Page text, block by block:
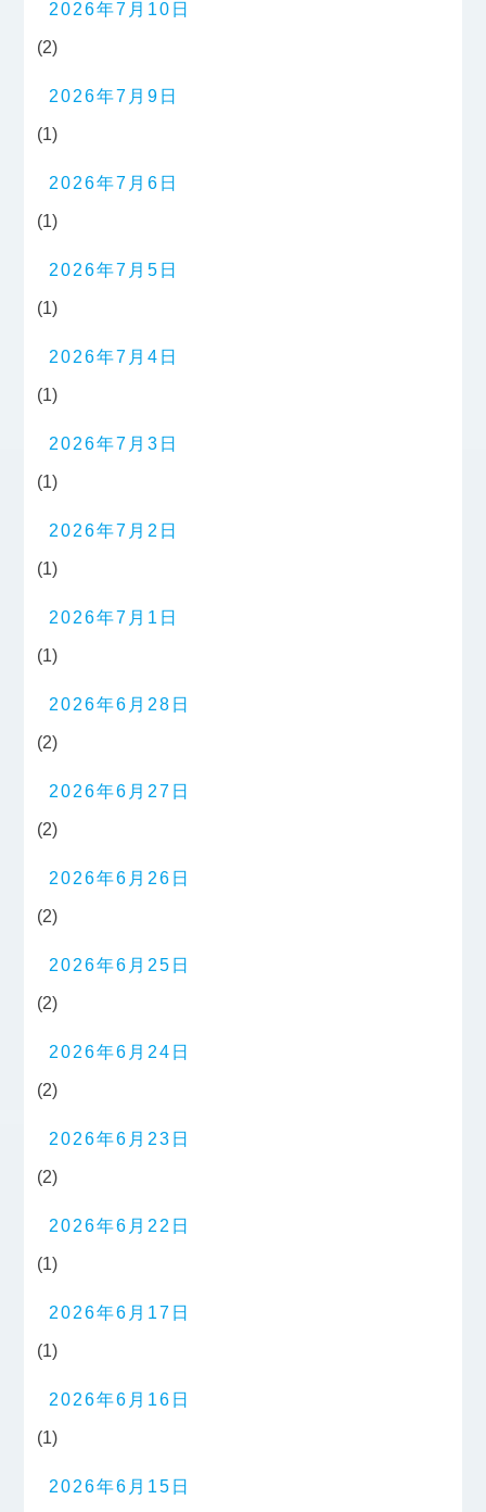
2026年7月10日
(2)
2026年7月9日
(1)
2026年7月6日
(1)
2026年7月5日
(1)
2026年7月4日
(1)
2026年7月3日
(1)
2026年7月2日
(1)
2026年7月1日
(1)
2026年6月28日
(2)
2026年6月27日
(2)
2026年6月26日
(2)
2026年6月25日
(2)
2026年6月24日
(2)
2026年6月23日
(2)
2026年6月22日
(1)
2026年6月17日
(1)
2026年6月16日
(1)
2026年6月15日